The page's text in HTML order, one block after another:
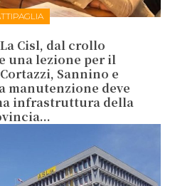
Cisl, dal crollo
una lezione per il
Sannino e
manutenzione deve
infrastruttura della